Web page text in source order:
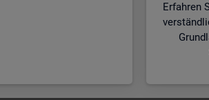
Erfahren